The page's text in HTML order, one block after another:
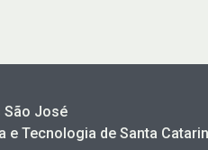
São José
Tecnologia de Santa